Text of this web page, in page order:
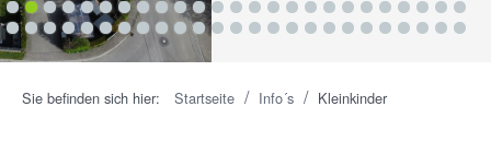
1 2 3 4 5 6 7 8 9 1011 12 13 14 15 16 17 18 19 20 21 22 23 24 25
262728 2930313233 34 35 3637 38 39 40 41 42 43 44 45 46 47 48 49 50
Sie befinden sich hier: Startseite / Info´s / Kleinkinder